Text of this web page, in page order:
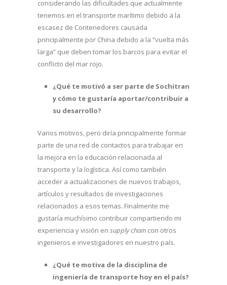
considerando las dificultades que actualmente
tenemos en el transporte marítimo debido a la
escasez de Contenedores causada
principalmente por China debido a la “vuelta más
larga” que deben tomar los barcos para evitar el
conflicto del mar rojo.
¿Qué te motivó a ser parte de Sochitran
y cómo te gustaría aportar/contribuir a
su desarrollo?
Varios motivos, pero diría principalmente formar
parte de una red de contactos para trabajar en
la mejora en la educación relacionada al
transporte y la logística. Así como también
acceder a actualizaciones de nuevos trabajos,
artículos y resultados de investigaciones
relacionados a esos temas. Finalmente me
gustaría muchísimo contribuir compartiendo mi
experiencia y visión en supply chain con otros
ingenieros e investigadores en nuestro país.
¿Qué te motiva de la disciplina de
ingeniería de transporte hoy en el país?